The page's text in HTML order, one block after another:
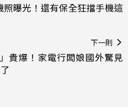
曝光！還有保全狂擋手機這
下一則
貴爆！家電行闆娘國外驚見